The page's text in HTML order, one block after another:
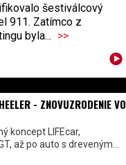
šestiválcový
911. Zatímco z
byla... >>
- ZNOVUZRODENIE VO
koncept LIFEcar,
až po auto s dreveným...